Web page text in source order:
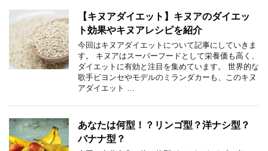
【キヌアダイエット】キヌアのダイエッ
ト効果やキヌアレシピを紹介
今回はキヌアダイエットについて記事にしていきま
す。 キヌアはスーパーフードとして栄養価も高く、
ダイエットに有効と注目を集めています。 世界的な
歌手ビヨンセやモデルのミランダカーも、このキヌ
アダイエット …
あなたは何型！？リンゴ型？洋ナシ型？
バナナ型？